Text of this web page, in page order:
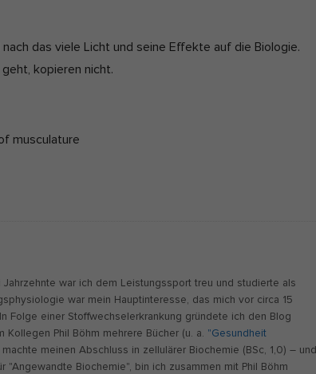
das viele Licht und seine Effekte auf die Biologie.
kopieren nicht.
musculature
Jahrzehnte war ich dem Leistungssport treu und studierte als
war mein Hauptinteresse, das mich vor circa 15
Folge einer Stoffwechselerkrankung gründete ich den Blog
Phil Böhm mehrere Bücher (u. a. "Gesundheit
machte meinen Abschluss in zellulärer Biochemie (BSc, 1,0) – und
Biochemie", bin ich zusammen mit Phil Böhm